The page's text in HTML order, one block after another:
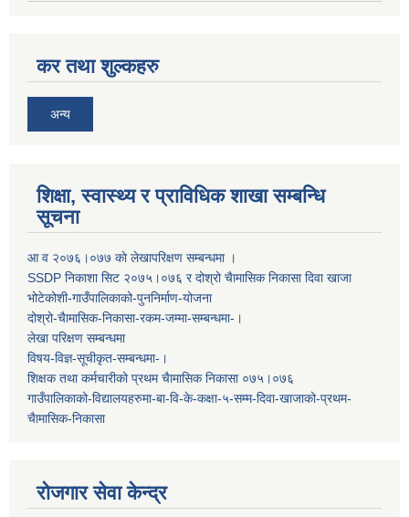
कर तथा शुल्कहरु
अन्य
शिक्षा, स्वास्थ्य र प्राविधिक शाखा सम्बन्धि
सूचना
आ व २०७६।०७७ काे लेखापरिक्षण सम्बन्धमा ।
SSDP निकाशा सिट २०७५।०७६ र दोश्रो चैामासिक निकासा दिवा खाजा
भोटेकोशी-गाउँपालिकाको-पुननिर्माण-योजना
दोश्रो-चैामासिक-निकासा-रकम-जम्मा-सम्बन्धमा-।
लेखा परिक्षण सम्बन्धमा
विषय-विज्ञ-सूचीकृत-सम्बन्धमा-।
शिक्षक तथा कर्मचारीको प्रथम च‌ैामासिक निकासा ०७५।०७६
गाउँपालिकाको-विद्यालयहरुमा-बा-वि-के-कक्षा-५-सम्म-दिवा-खाजाको-प्रथम-
चैामासिक-निकासा
रोजगार सेवा केन्द्र